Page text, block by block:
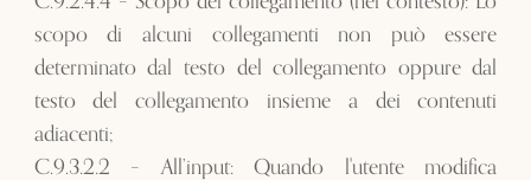
scopo di alcuni collegamenti non può essere
determinato dal testo del collegamento oppure dal
testo del collegamento insieme a dei contenuti
adiacenti;
C.9.3.2.2 – All’input: Quando l'utente modifica